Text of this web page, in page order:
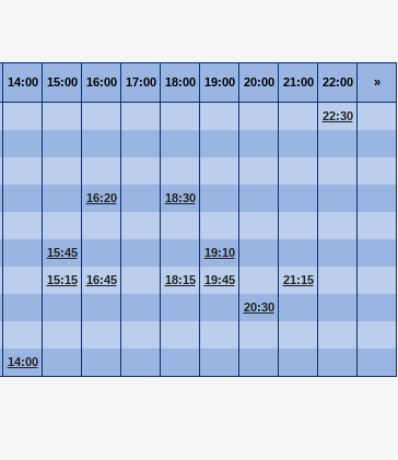
14:00 15:00 16:00 17:00 18:00 19:00 20:00 21:00 22:00 »
22:30
16:20 18:30
15:45 19:10
15:15 16:45 18:15 19:45 21:15
20:30
14:00